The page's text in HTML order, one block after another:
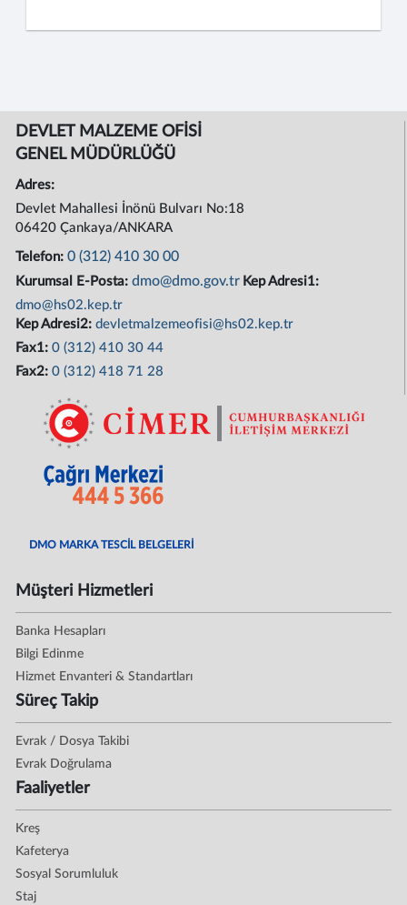
DEVLET MALZEME OFİSİ
GENEL MÜDÜRLÜĞÜ
Adres:
Devlet Mahallesi İnönü Bulvarı No:18
06420 Çankaya/ANKARA
Telefon:0 (312) 410 30 00
Kurumsal E-Posta:dmo@dmo.gov.tr Kep Adresi1:
dmo@hs02.kep.tr
Kep Adresi2:devletmalzemeofisi@hs02.kep.tr
Fax1:0 (312) 410 30 44
Fax2:0 (312) 418 71 28
DMO MARKA TESCİL BELGELERİ
Müşteri Hizmetleri
Banka Hesapları
Bilgi Edinme
Hizmet Envanteri & Standartları
Süreç Takip
Evrak / Dosya Takibi
Evrak Doğrulama
Faaliyetler
Kreş
Kafeterya
Sosyal Sorumluluk
Staj